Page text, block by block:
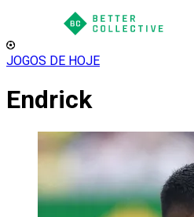
JOGOS DE HOJE
Endrick